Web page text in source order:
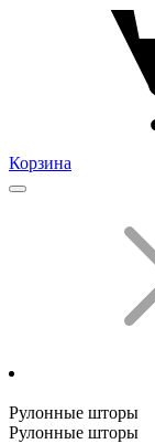
Корзина
Рулонные шторы
Рулонные шторы